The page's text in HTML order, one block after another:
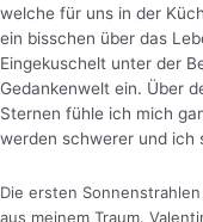
welche für uns in der
ein bisschen über das
Eingekuschelt unter der
Gedankenwelt ein. Über
Sternen fühle ich mich
werden schwerer und ich
Die ersten
aus meinem Traum.